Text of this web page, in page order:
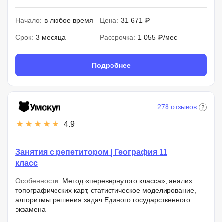
Начало: в любое время Цена: 31 671 ₽
Срок: 3 месяца Рассрочка: 1 055 ₽/мес
Подробнее
4.9
278 отзывов
Занятия с репетитором | География 11
класс
Особенности: Метод «перевернутого класса», анализ
топографических карт, статистическое моделирование,
алгоритмы решения задач Единого государственного
экзамена